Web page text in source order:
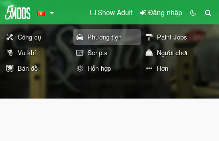
Show Adult Đăng nhập
Công cụ Phương tiện
Paint Jobs
Vũ khí
Scripts
Người chơi
Bản đồ
Hỗn hợp Hơn